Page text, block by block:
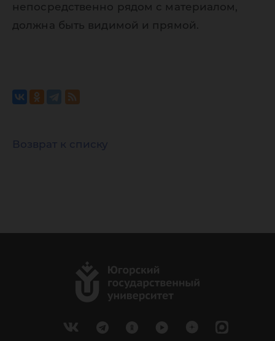
непосредственно рядом с материалом,
должна быть видимой и прямой.
Возврат к списку